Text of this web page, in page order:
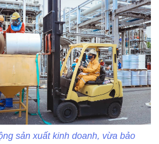
sản xuất kinh doanh, vừa bảo